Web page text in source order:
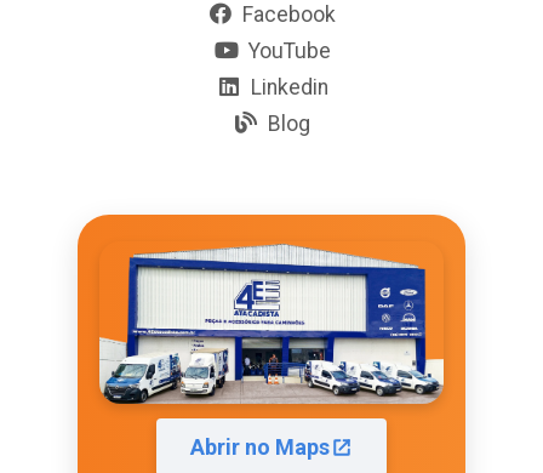
Facebook
YouTube
Linkedin
Blog
Abrir no Maps